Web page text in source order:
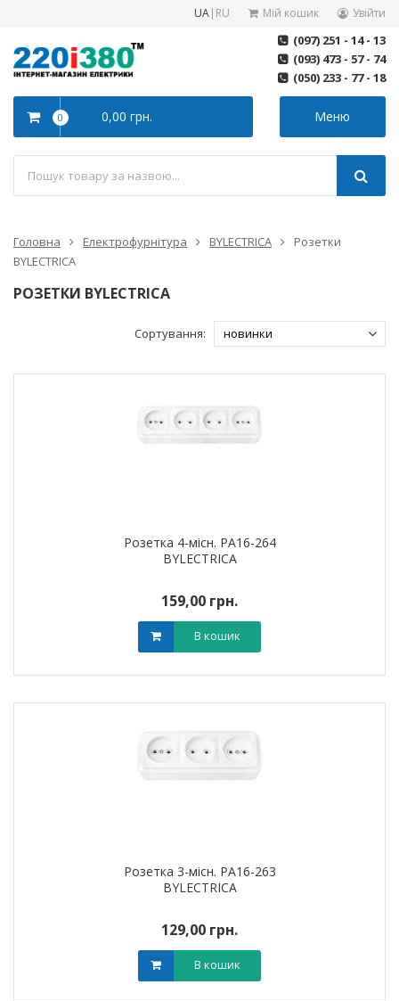
UA| RU Мій кошик Увійти
(097) 251 - 14 - 13
(093) 473 - 57 - 74
(050) 233 - 77 - 18
Меню
0 0,00 грн.
Головна Електрофурнітура BYLECTRICA
Розетки
BYLECTRICA
РОЗЕТКИ BYLECTRICA
Сортування:
Розетка 4-місн. РА16-264
BYLECTRICA
159,00 грн.
В кошик
Розетка 3-місн. РА16-263
BYLECTRICA
129,00 грн.
В кошик